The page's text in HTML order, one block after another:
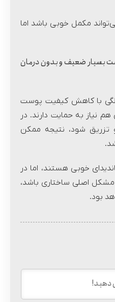
مکمل خوبی باشد اما
بسیار ضعیف و بدون درمان
بین 45 تا ۵۵ سالگی با کاهش کیفیت پوست
نیاز به حمایت دارند. در
تزریق شود، نتیجه ممکن
خوبی هستند، اما در
مشکل اصلی ساختاری باشد،
بود.